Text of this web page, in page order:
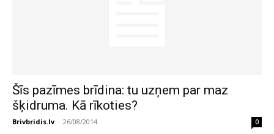
Šīs pazīmes brīdina: tu uzņem par maz
šķidruma. Kā rīkoties?
Brivbridis.lv - 26/08/2014 0